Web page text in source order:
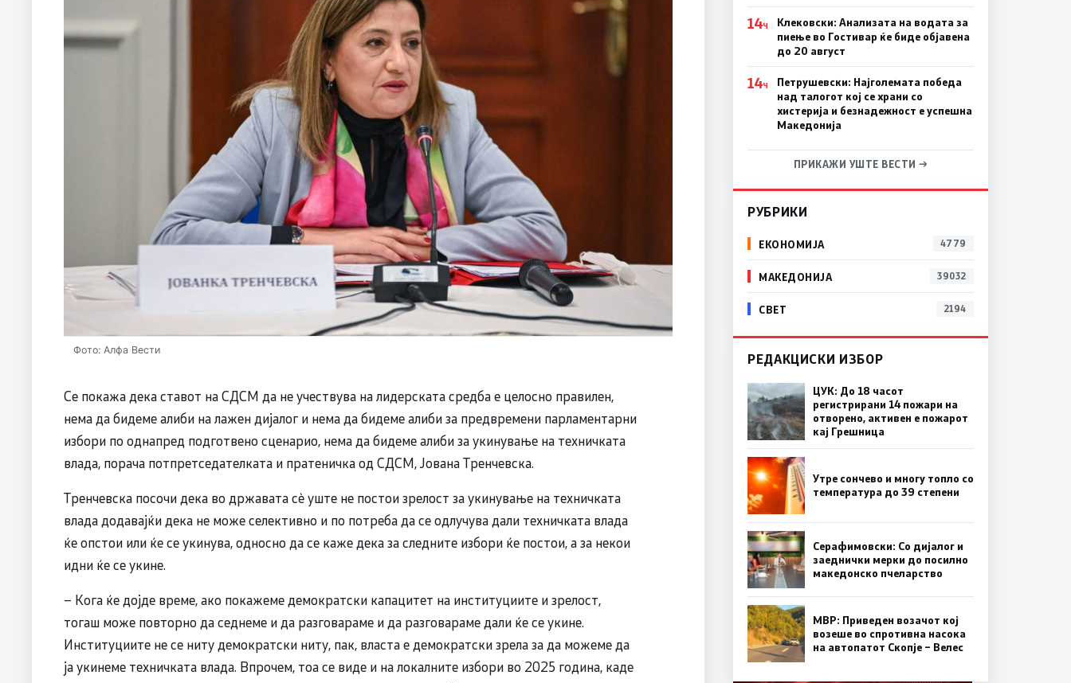
Фото: Алфа Вести
Се покажа дека ставот на СДСМ да не учествува на лидерската средба е целосно правилен,
нема да бидеме алиби на лажен дијалог и нема да бидеме алиби за предвремени парламентарни
избори по однапред подготвено сценарио, нема да бидеме алиби за укинување на техничката
влада, порача потпретседателката и пратеничка од СДСМ, Јована Тренчевска.
Тренчевска посочи дека во државата сè уште не постои зрелост за укинување на техничката
влада додавајќи дека не може селективно и по потреба да се одлучува дали техничката влада
ќе опстои или ќе се укинува, односно да се каже дека за следните избори ќе постои, а за некои
идни ќе се укине.
– Кога ќе дојде време, ако покажеме демократски капацитет на институциите и зрелост,
тогаш може повторно да седнеме и да разговараме и да разговараме дали ќе се укине.
Институциите не се ниту демократски ниту, пак, власта е демократски зрела за да можеме да
ја укинеме техничката влада. Впрочем, тоа се виде и на локалните избори во 2025 година, каде
14Ч
Клековски: Анализата на водата за
пиење во Гостивар ќе биде објавена
до 20 август
14Ч
Петрушевски: Најголемата победа
над талогот кој се храни со
хистерија и безнадежност е успешна
Македонија
ПРИКАЖИ УШТЕ ВЕСТИ →
РУБРИКИ
ЕКОНОМИЈА 4779
МАКЕДОНИЈА 39032
СВЕТ 2194
РЕДАКЦИСКИ ИЗБОР
ЦУК: До 18 часот
регистрирани 14 пожари на
отворено, активен е пожарот
кај Грешница
Утре сончево и многу топло со
температура до 39 степени
Серафимовски: Со дијалог и
заеднички мерки до посилно
македонско пчеларство
МВР: Приведен возачот кој
возеше во спротивна насока
на автопатот Скопје – Велес